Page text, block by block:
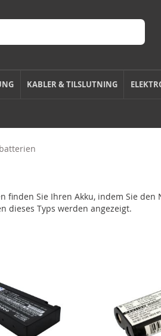
KABLER & TILSLUTNING
Sie Ihren Akku, indem Sie
dieses Typs werden angezeigt.